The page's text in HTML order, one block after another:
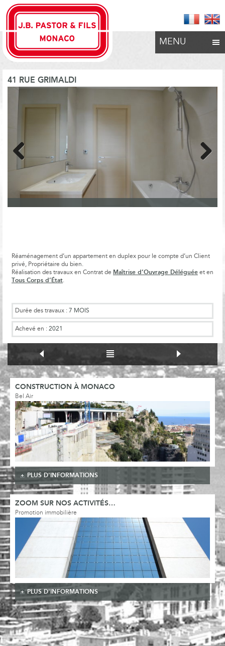
MENU
41 RUE GRIMALDI
Previous
Réaménagement d’un appartement en duplex pour le compte d’un Client
privé, Propriétaire du bien.
Réalisation des travaux en Contrat de Maîtrise d’Ouvrage Déléguée et en
Tous Corps d’État.
Durée des travaux : 7 MOIS
Achevé en : 2021
CONSTRUCTION À MONACO
Bel Air
PLUS D'INFORMATIONS
ZOOM SUR NOS ACTIVITÉS…
Promotion immobilière
PLUS D'INFORMATIONS